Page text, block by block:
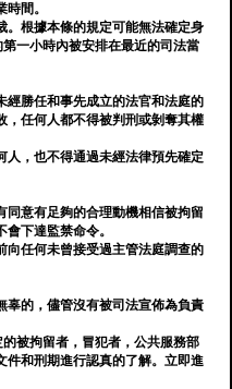
間。
。根據本條的規定可能無法確定身
一小時內被安排在最近的司法當
經勝任和事先成立的法官和法庭的
，任何人都不得被判刑或剝奪其權
人，也不得通過未經法律預先確定
同意有足夠的合理動機相信被拘留
下達監禁命令。
向任何未曾接受過主管法庭調查的
辜的，儘管沒有被司法宣佈為負責
被拘留者，冒犯者，公共服務部
件和刑期進行認真的了解。立即進